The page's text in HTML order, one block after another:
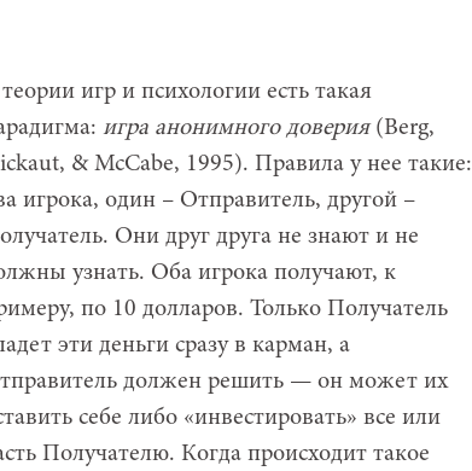
игр и психологии есть такая
игра анонимного доверия(Berg,
& McCabe, 1995). Правила у нее такие:
игрока, один – Отправитель, другой –
Они друг друга не знают и не
узнать. Оба игрока получают, к
по 10 долларов. Только Получатель
эти деньги сразу в карман, а
должен решить — он может их
себе либо «инвестировать» все или
Получателю. Когда происходит такое